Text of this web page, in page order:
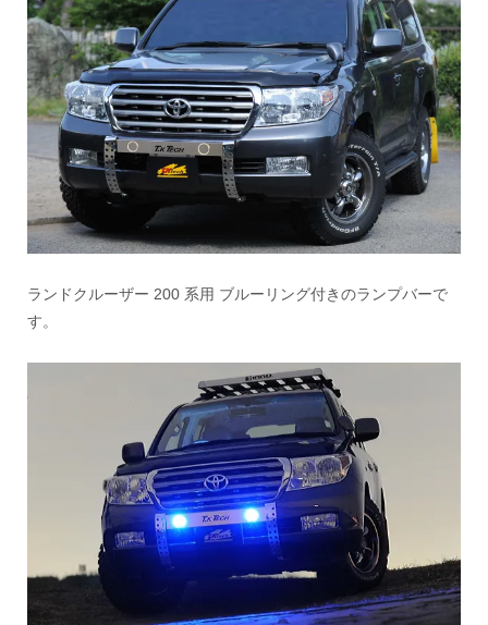
ランドクルーザー 200 系用 ブルーリング付きのランプバーで
す。